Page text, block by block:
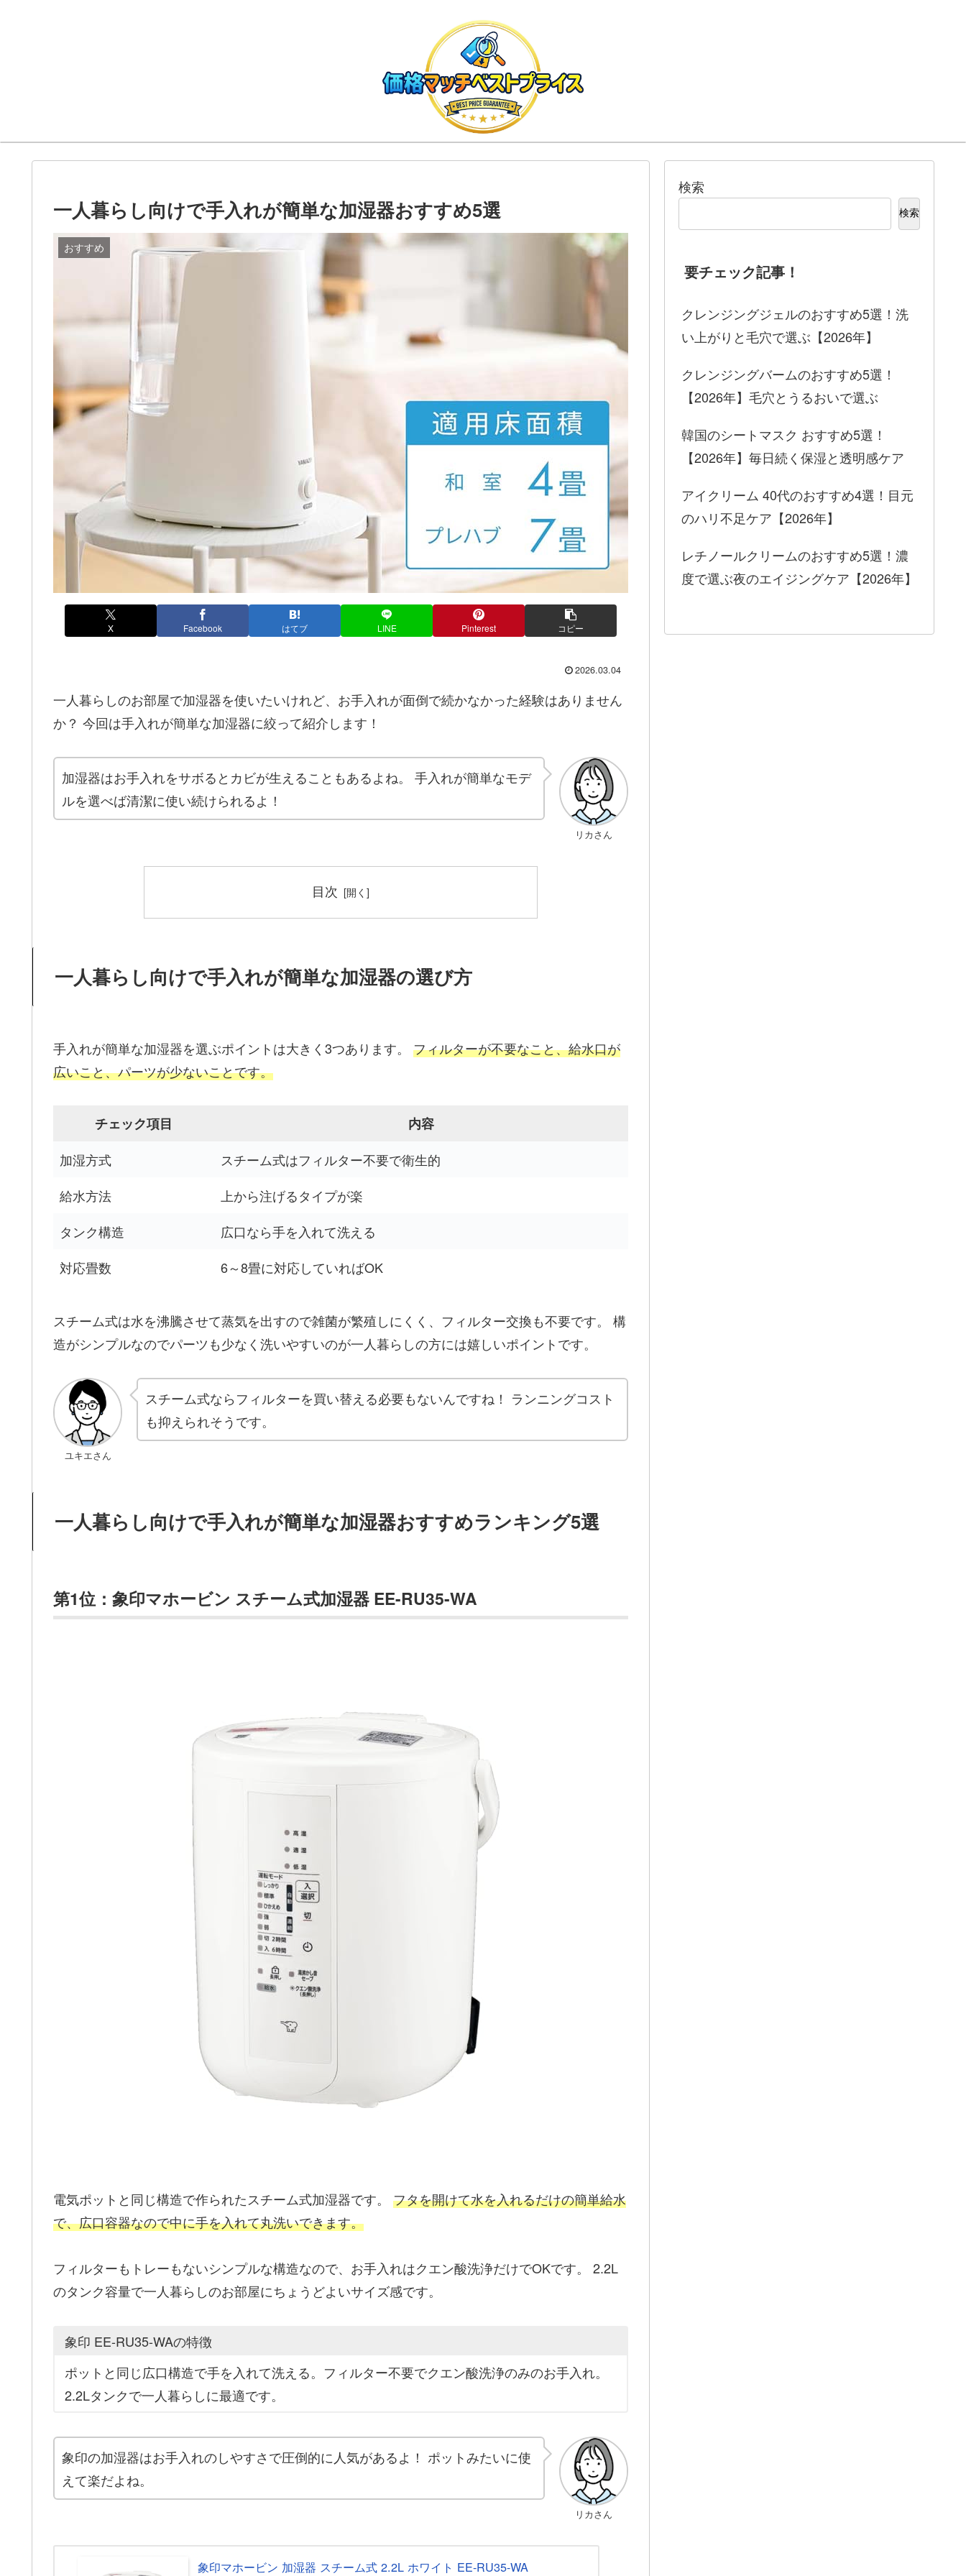
一人暮らし向けで手入れが簡単な加湿器おすすめ5選
おすすめ
X Facebook はてブ LINE Pinterest コピー
2026.03.04
一人暮らしのお部屋で加湿器を使いたいけれど、お手入れが面倒で続かなかった経験はありません
か？ 今回は手入れが簡単な加湿器に絞って紹介します！
リカさん
加湿器はお手入れをサボるとカビが生えることもあるよね。 手入れが簡単なモデ
ルを選べば清潔に使い続けられるよ！
目次
一人暮らし向けで手入れが簡単な加湿器の選び方
手入れが簡単な加湿器を選ぶポイントは大きく3つあります。 フィルターが不要なこと、給水口が
広いこと、パーツが少ないことです。
チェック項目
内容
加湿方式
スチーム式はフィルター不要で衛生的
給水方法
上から注げるタイプが楽
タンク構造
広口なら手を入れて洗える
対応畳数
6～8畳に対応していればOK
スチーム式は水を沸騰させて蒸気を出すので雑菌が繁殖しにくく、フィルター交換も不要です。 構
造がシンプルなのでパーツも少なく洗いやすいのが一人暮らしの方には嬉しいポイントです。
ユキエさん
スチーム式ならフィルターを買い替える必要もないんですね！ ランニングコスト
も抑えられそうです。
一人暮らし向けで手入れが簡単な加湿器おすすめランキング5選
第1位：象印マホービン スチーム式加湿器 EE-RU35-WA
電気ポットと同じ構造で作られたスチーム式加湿器です。 フタを開けて水を入れるだけの簡単給水
で、広口容器なので中に手を入れて丸洗いできます。
フィルターもトレーもないシンプルな構造なので、お手入れはクエン酸洗浄だけでOKです。 2.2L
のタンク容量で一人暮らしのお部屋にちょうどよいサイズ感です。
象印 EE-RU35-WAの特徴
ポットと同じ広口構造で手を入れて洗える。フィルター不要でクエン酸洗浄のみのお手入れ。
2.2Lタンクで一人暮らしに最適です。
リカさん
象印の加湿器はお手入れのしやすさで圧倒的に人気があるよ！ ポットみたいに使
えて楽だよね。
象印マホービン 加湿器 スチーム式 2.2L ホワイト EE-RU35-WA
検索
検索
要チェック記事！
クレンジングジェルのおすすめ5選！洗
い上がりと毛穴で選ぶ【2026年】
クレンジングバームのおすすめ5選！
【2026年】毛穴とうるおいで選ぶ
韓国のシートマスク おすすめ5選！
【2026年】毎日続く保湿と透明感ケア
アイクリーム 40代のおすすめ4選！目元
のハリ不足ケア【2026年】
レチノールクリームのおすすめ5選！濃
度で選ぶ夜のエイジングケア【2026年】